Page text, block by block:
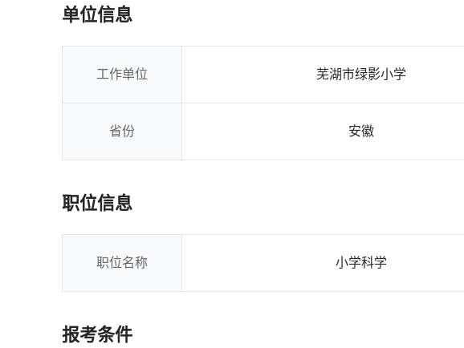
单位信息
工作单位 芜湖市绿影小学
省份 安徽
职位信息
职位名称 小学科学
报考条件